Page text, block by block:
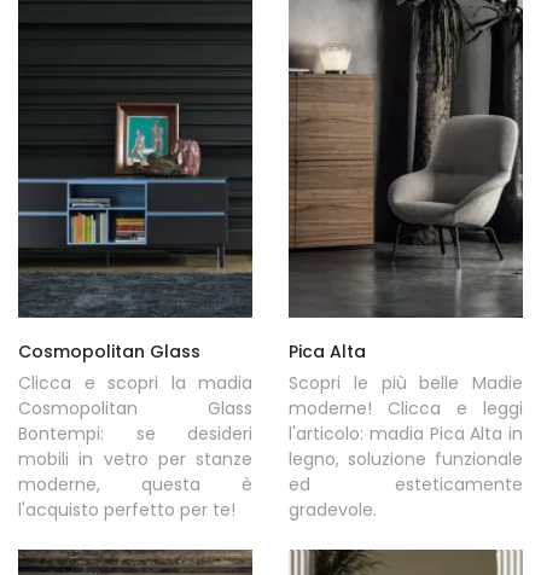
Cosmopolitan Glass
Clicca e scopri la madia
Cosmopolitan Glass
Bontempi: se desideri
mobili in vetro per stanze
moderne, questa è
l'acquisto perfetto per te!
Pica Alta
Scopri le più belle Madie
moderne! Clicca e leggi
l'articolo: madia Pica Alta in
legno, soluzione funzionale
ed esteticamente
gradevole.